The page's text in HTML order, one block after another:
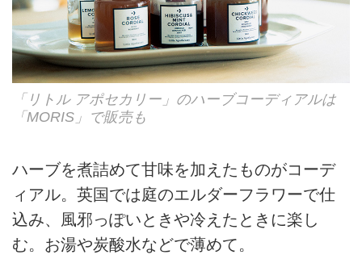
「リトル アポセカリー」のハーブコーディアルは
「MORIS」で販売も
ハーブを煮詰めて甘味を加えたものがコーデ
ィアル。英国では庭のエルダーフラワーで仕
込み、風邪っぽいときや冷えたときに楽し
む。お湯や炭酸水などで薄めて。